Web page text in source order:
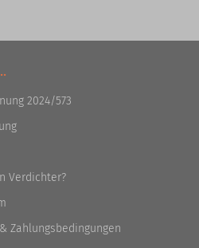
2024/573
Verdichter?
Zahlungsbedingungen